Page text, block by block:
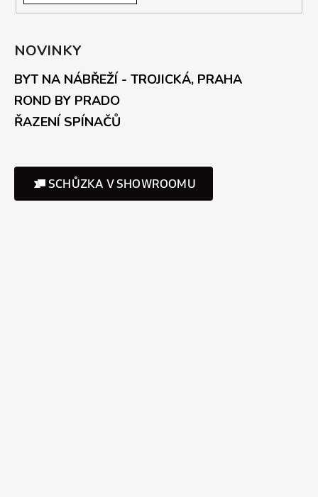
NOVINKY
BYT NA NÁBŘEŽÍ - TROJICKÁ, PRAHA
ROND BY PRADO
ŘAZENÍ SPÍNAČŮ
SCHŮZKA V SHOWROOMU